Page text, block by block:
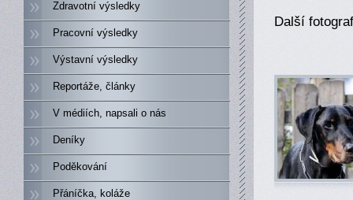
Zdravotní výsledky
Pracovní výsledky
Výstavní výsledky
Reportáže, články
V médiích, napsali o nás
Deníky
Poděkování
Přáníčka, koláže
Další